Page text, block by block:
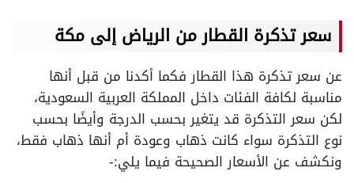
سعر تذكرة القطار من الرياض إلى مكة
عن سعر تذكرة هذا القطار فكما أكدنا من قبل أنها
مناسبة لكافة الفئات داخل المملكة العربية السعودية،
لكن سعر التذكرة قد يتغير بحسب الدرجة وأيضًا بحسب
نوع التذكرة سواء كانت ذهاب وعودة أم أنها ذهاب فقط،
ونكشف عن الأسعار الصحيحة فيما يلي:-